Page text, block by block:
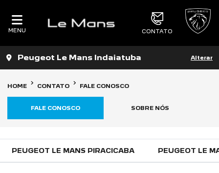
MENU CONTATO
Peugeot Le Mans Indaiatuba Alterar
HOME CONTATO FALE CONOSCO
SOBRE NÓS
FALE CONOSCO
PEUGEOT LE MANS PIRACICABA PEUGEOT LE